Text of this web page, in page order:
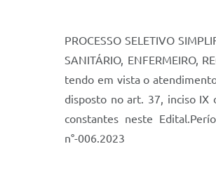
PROCESSO SELETIVO
SANITÁRIO, ENFERMEIRO,
tendo em vista o
disposto no art. 37, inciso IX
constantes neste
n°-006.2023